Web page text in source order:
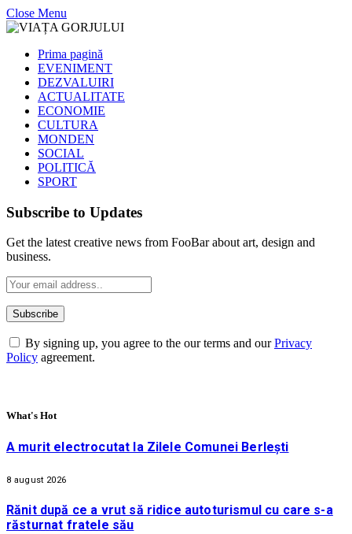
Close Menu
Prima pagină
EVENIMENT
DEZVALUIRI
ACTUALITATE
ECONOMIE
CULTURA
MONDEN
SOCIAL
POLITICĂ
SPORT
Subscribe to Updates
Get the latest creative news from FooBar about art, design and
business.
By signing up, you agree to the our terms and ourPrivacy
Policy agreement.
What's Hot
A murit electrocutat la Zilele Comunei Berlești
8 august 2026
Rănit după ce a vrut să ridice autoturismul cu care s-a
răsturnat fratele său